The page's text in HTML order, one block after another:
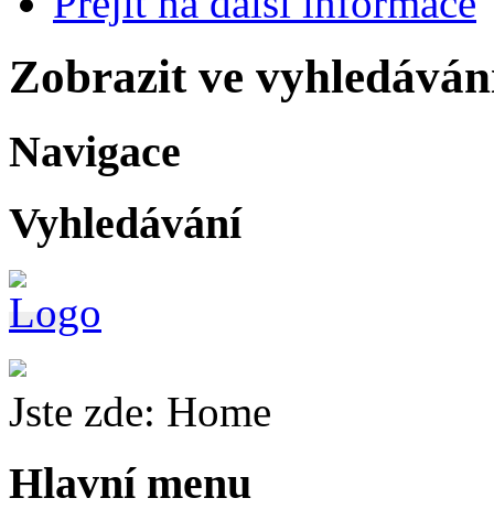
Zobrazit ve
Navigace
Vyhledávání
Jste zde: Home
Hlavní menu